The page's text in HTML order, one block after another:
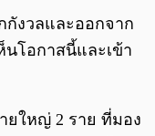
กังวลและออกจาก
โอกาสนี้และเข้า
ยใหญ่ 2 ราย ที่มอง